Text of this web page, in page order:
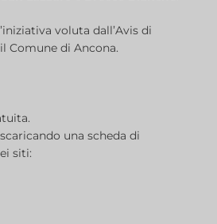
voluta dall’Avis di
Comune di Ancona.
una scheda di
siti: